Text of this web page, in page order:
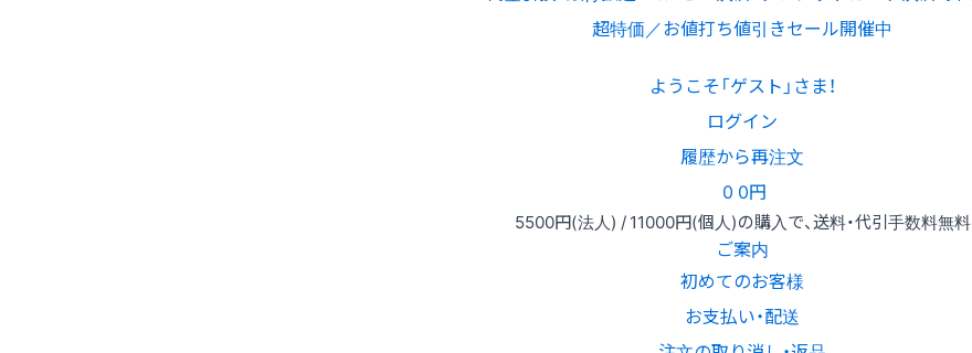
超特価／お値打ち値引きセール開催中
ようこそ「ゲスト」さま！
ログイン
履歴から再注文
0 0円
5500円(法人) /11000円(個人)の購入で、送料・代引手数料無料
ご案内
初めてのお客様
お支払い・配送